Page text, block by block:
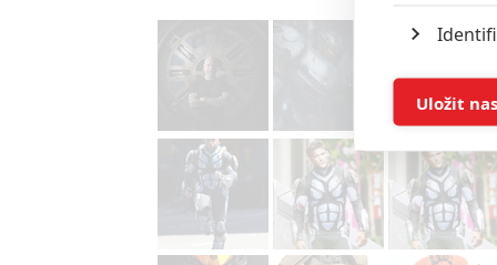
služeb
Uložit